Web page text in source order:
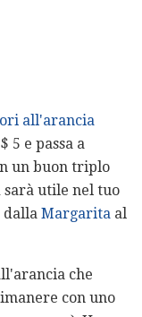
all'arancia
5 e passa a
un buon triplo
sarà utile nel tuo
dalla Margarita al
che
con uno